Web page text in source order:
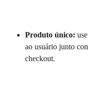
Produto único:
ao usuário junto
checkout.